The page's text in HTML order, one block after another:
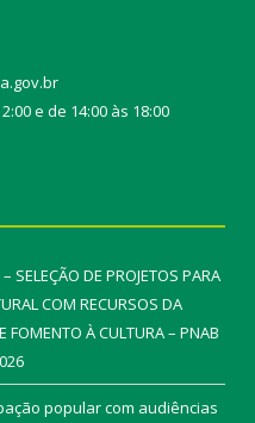
e de 14:00 às 18:00
SELEÇÃO DE PROJETOS PARA
COM RECURSOS DA
FOMENTO À CULTURA – PNAB
popular com audiências